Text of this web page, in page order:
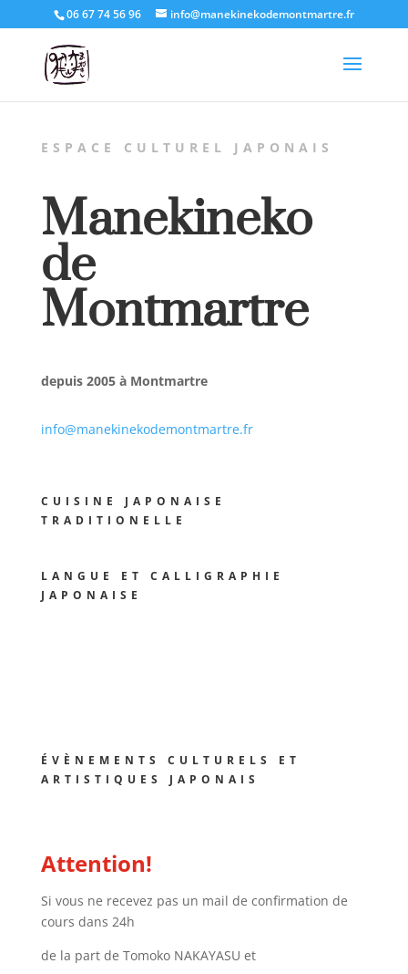
06 67 74 56 96 info@manekinekodemontmartre.fr
ESPACE CULTUREL JAPONAIS
Manekineko
de
Montmartre
depuis 2005 à Montmartre
info@manekinekodemontmartre.fr
CUISINE JAPONAISE
TRADITIONELLE
LANGUE ET CALLIGRAPHIE
JAPONAISE
ÉVÈNEMENTS CULTURELS ET
ARTISTIQUES JAPONAIS
Attention!
Si vous ne recevez pas un mail de confirmation de
cours dans 24h
de la part de Tomoko NAKAYASU et